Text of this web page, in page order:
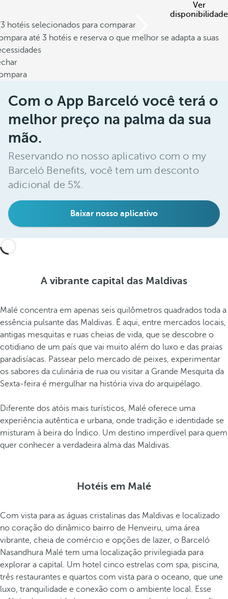
Ver
disponibilidade
hotéis selecionados para comparar
até 3 hotéis e reserva o que melhor se adapta a suas
Com o App Barceló você terá o
melhor preço na palma da sua
mão.
Reservando no nosso aplicativo com o my
Barceló Benefits, você tem um desconto
adicional de 5%.
Baixar nosso aplicativo
A vibrante capital das Maldivas
Malé concentra em apenas seis quilômetros quadrados toda a
essência pulsante das Maldivas. É aqui, entre mercados locais,
antigas mesquitas e ruas cheias de vida, que se descobre o
cotidiano de um país que vai muito além do luxo e das praias
paradisíacas. Passear pelo mercado de peixes, experimentar
os sabores da culinária de rua ou visitar a Grande Mesquita da
Sexta-feira é mergulhar na história viva do arquipélago.
Diferente dos atóis mais turísticos, Malé oferece uma
experiência autêntica e urbana, onde tradição e identidade se
misturam à beira do Índico. Um destino imperdível para quem
quer conhecer a verdadeira alma das Maldivas.
Hotéis em Malé
Com vista para as águas cristalinas das Maldivas e localizado
no coração do dinâmico bairro de Henveiru, uma área
vibrante, cheia de comércio e opções de lazer, o Barceló
Nasandhura Malé tem uma localização privilegiada para
explorar a capital. Um hotel cinco estrelas com spa, piscina,
três restaurantes e quartos com vista para o oceano, que une
luxo, tranquilidade e conexão com o ambiente local. Esse
a
s
s
a
.
o
m
a
o
r
t
e
t
e
n
o
e
t
ô
n
i
c
o